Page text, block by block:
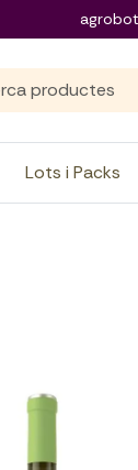
Lots i Packs